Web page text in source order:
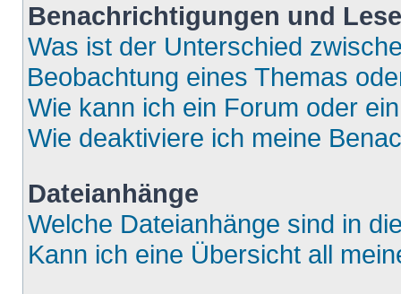
Benachrichtigungen und
Was ist der Unterschied
Beobachtung eines Themas
Wie kann ich ein Forum oder
Wie deaktiviere ich meine
Dateianhänge
Welche Dateianhänge sind in
Kann ich eine Übersicht all